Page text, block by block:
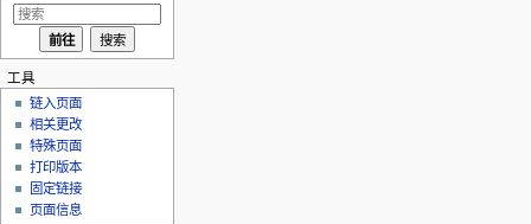
工具
链入页面
相关更改
特殊页面
打印版本
固定链接
页面信息